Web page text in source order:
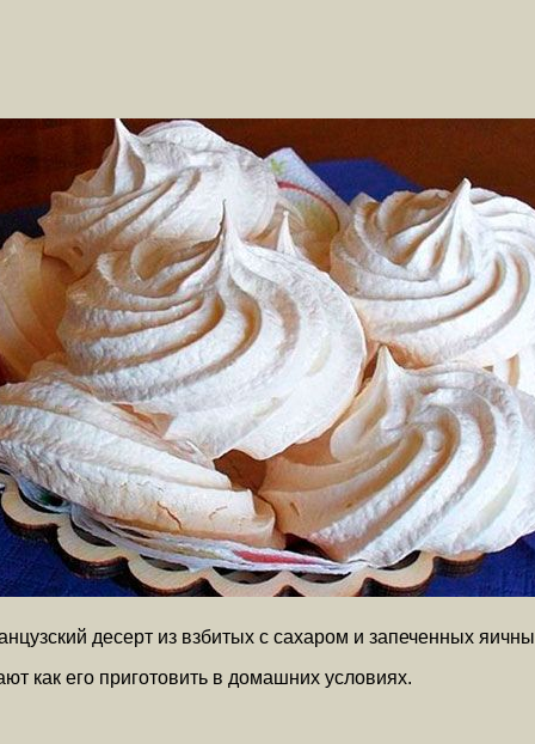
десерт из взбитых с сахаром и запеченных
как его приготовить в домашних условиях.